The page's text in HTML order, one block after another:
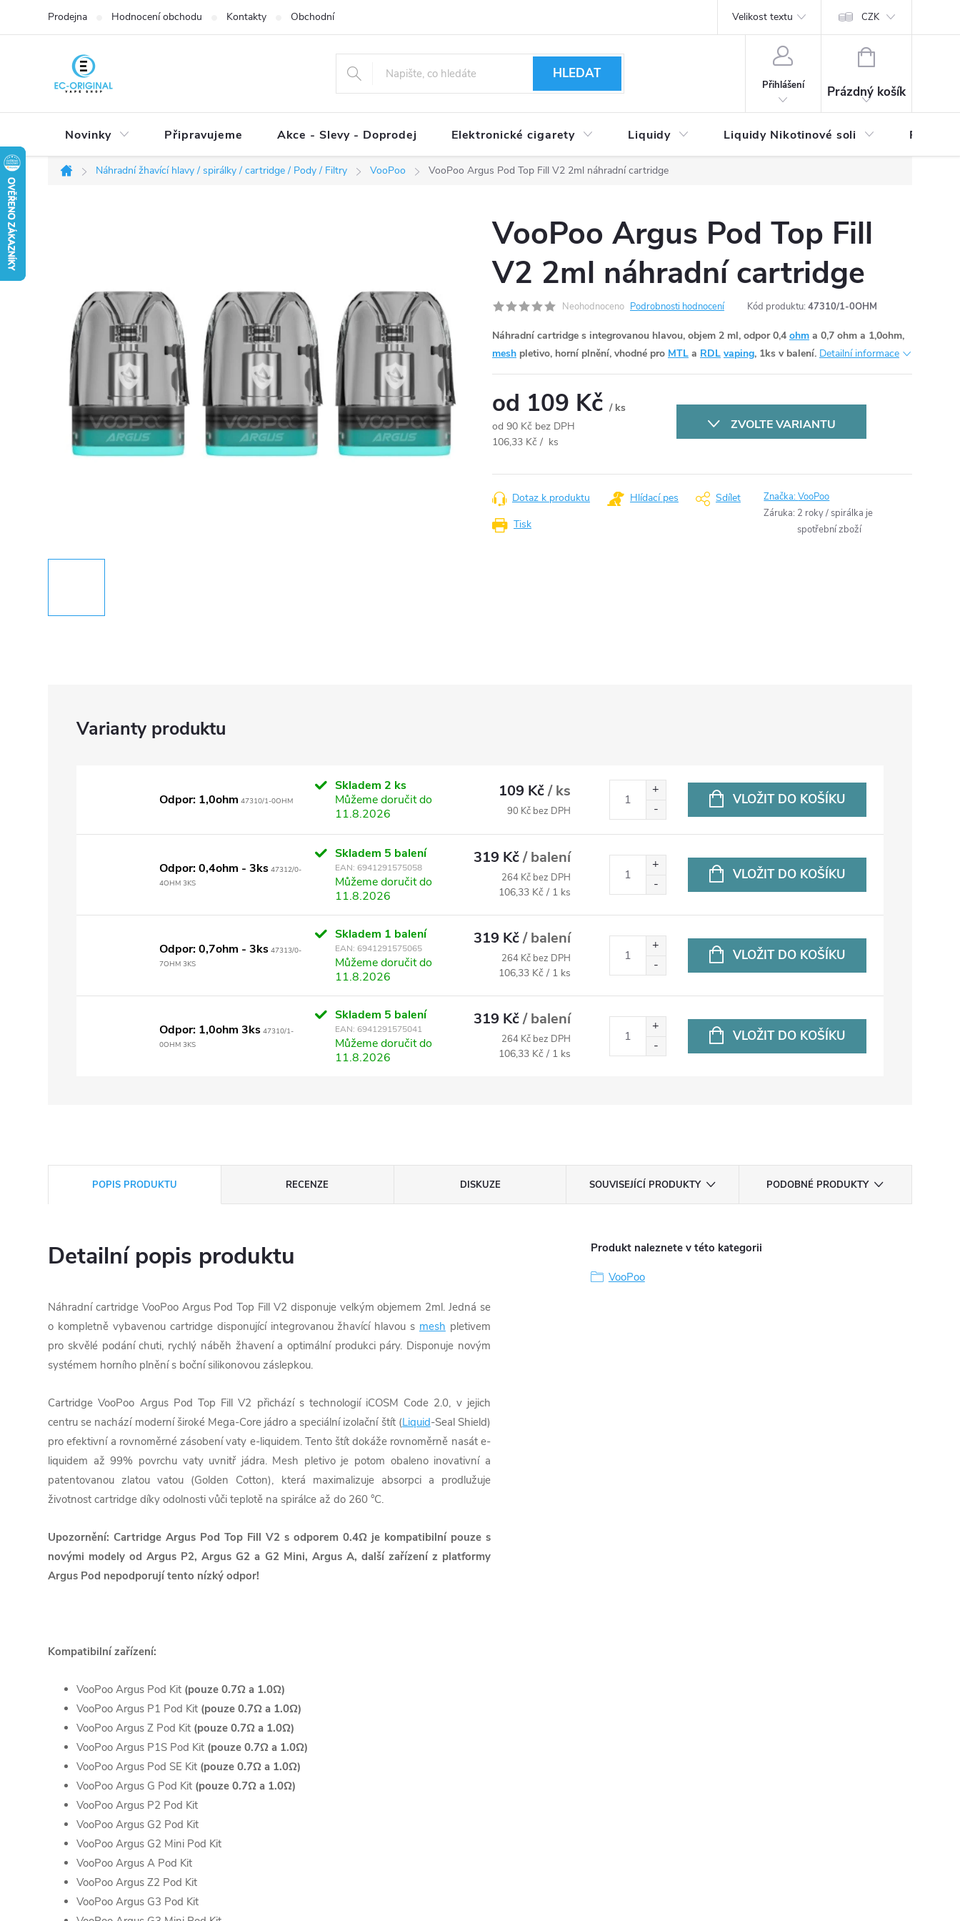
Prodejna Hodnocení obchodu Kontakty Obchodní podmínky Reklamační řád Vrácení zboží a reklamace
Velikost textu CZK
HLEDAT
Přihlášení
NÁKUPNÍ
Prázdný košík
Novinky Připravujeme Akce - Slevy - Doprodej Elektronické cigarety Liquidy Liquidy Nikotinové soli
Domů
Náhradní žhavící hlavy / spirálky / cartridge / Pody / Filtry VooPoo VooPoo Argus Pod Top Fill V2 2ml náhradní cartridge
VooPoo Argus Pod Top Fill
V2 2ml náhradní cartridge
Neohodnoceno Podrobnosti hodnocení Kód produktu: 47310/1-0OHM
Náhradní cartridge s integrovanou hlavou, objem 2 ml, odpor 0,4 ohm a 0,7 ohm a 1,0ohm,
mesh pletivo, horní plnění, vhodné pro MTL a RDL vaping, 1ks v balení. Detailní informace
od 109 Kč / ks
od 90 Kč bez DPH
Měrná
106,33 Kč / ks
ZVOLTE VARIANTU
Tisk
Dotaz k produktu Hlídací pes Sdílet Značka:VooPoo
Záruka: 2 roky / spirálka je
spotřební zboží
Odpor: 1,0ohm 47310/1-0OHM
Skladem 2 ks
Můžeme doručit do
11.8.2026
109 Kč/ ks
90 Kč bez DPH
VLOŽIT DO KOŠÍKU
Odpor: 0,4ohm - 3ks 47312/0-
4OHM 3KS
Skladem 5 balení
EAN: 6941291575058
Můžeme doručit do
11.8.2026
319 Kč/ balení
264 Kč bez DPH
Měrná
106,33 Kč / 1 ks
VLOŽIT DO KOŠÍKU
Odpor: 0,7ohm - 3ks 47313/0-
7OHM 3KS
Skladem 1 balení
EAN: 6941291575065
Můžeme doručit do
11.8.2026
319 Kč/ balení
264 Kč bez DPH
Měrná
106,33 Kč / 1 ks
VLOŽIT DO KOŠÍKU
Odpor: 1,0ohm 3ks 47310/1-
0OHM 3KS
Skladem 5 balení
EAN: 6941291575041
Můžeme doručit do
11.8.2026
319 Kč/ balení
264 Kč bez DPH
Měrná
106,33 Kč / 1 ks
VLOŽIT DO KOŠÍKU
POPIS PRODUKTU RECENZE DISKUZE SOUVISEJÍCÍ PRODUKTY PODOBNÉ PRODUKTY
Detailní popis produktu
Náhradní cartridge VooPoo Argus Pod Top Fill V2 disponuje velkým objemem 2ml. Jedná se
o kompletně vybavenou cartridge disponující integrovanou žhavící hlavou s mesh pletivem
pro skvělé podání chuti, rychlý náběh žhavení a optimální produkci páry. Disponuje novým
systémem horního plnění s boční silikonovou záslepkou.
Cartridge VooPoo Argus Pod Top Fill V2 přichází s technologií iCOSM Code 2.0, v jejich
centru se nachází moderní široké Mega-Core jádro a speciální izolační štít (Liquid-Seal Shield)
pro efektivní a rovnoměrné zásobení vaty e-liquidem. Tento štít dokáže rovnoměrně nasát e-
liquidem až 99% povrchu vaty uvnitř jádra. Mesh pletivo je potom obaleno inovativní a
patentovanou zlatou vatou (Golden Cotton), která maximalizuje absorpci a prodlužuje
životnost cartridge díky odolnosti vůči teplotě na spirálce až do 260 °C.
Upozornění: Cartridge Argus Pod Top Fill V2 s odporem 0.4Ω je kompatibilní pouze s
novými modely od Argus P2, Argus G2 a G2 Mini, Argus A, další zařízení z platformy
Argus Pod nepodporují tento nízký odpor!
Kompatibilní zařízení:
VooPoo Argus Pod Kit (pouze 0.7Ω a 1.0Ω)
VooPoo Argus P1 Pod Kit (pouze 0.7Ω a 1.0Ω)
VooPoo Argus Z Pod Kit (pouze 0.7Ω a 1.0Ω)
VooPoo Argus P1S Pod Kit (pouze 0.7Ω a 1.0Ω)
VooPoo Argus Pod SE Kit (pouze 0.7Ω a 1.0Ω)
VooPoo Argus G Pod Kit (pouze 0.7Ω a 1.0Ω)
VooPoo Argus P2 Pod Kit
VooPoo Argus G2 Pod Kit
VooPoo Argus G2 Mini Pod Kit
VooPoo Argus A Pod Kit
VooPoo Argus Z2 Pod Kit
VooPoo Argus G3 Pod Kit
Produkt naleznete v této kategorii
VooPoo